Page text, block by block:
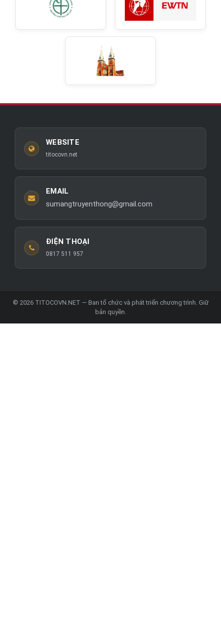
WEBSITE
titocovn.net
EMAIL
sumangtruyenthong@gmail.com
ĐIỆN THOẠI
0817 511 957
© 2026 TITOCOVN.NET — Ban tổ chức và phát triển chương trình. Giữ
bản quyền.